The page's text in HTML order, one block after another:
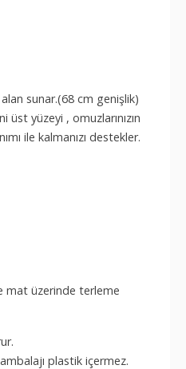
sunar.(68 cm genişlik)
yüzeyi , omuzlarınızın
ile kalmanızı destekler.
mat üzerinde terleme
plastik içermez.